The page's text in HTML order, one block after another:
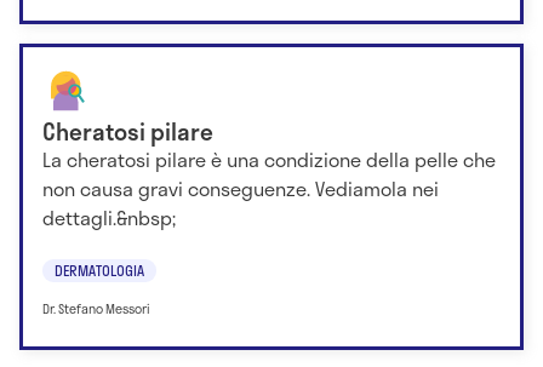
Cheratosi pilare
La cheratosi pilare è una condizione della pelle che
non causa gravi conseguenze. Vediamola nei
dettagli.&nbsp;
DERMATOLOGIA
Dr. Stefano Messori